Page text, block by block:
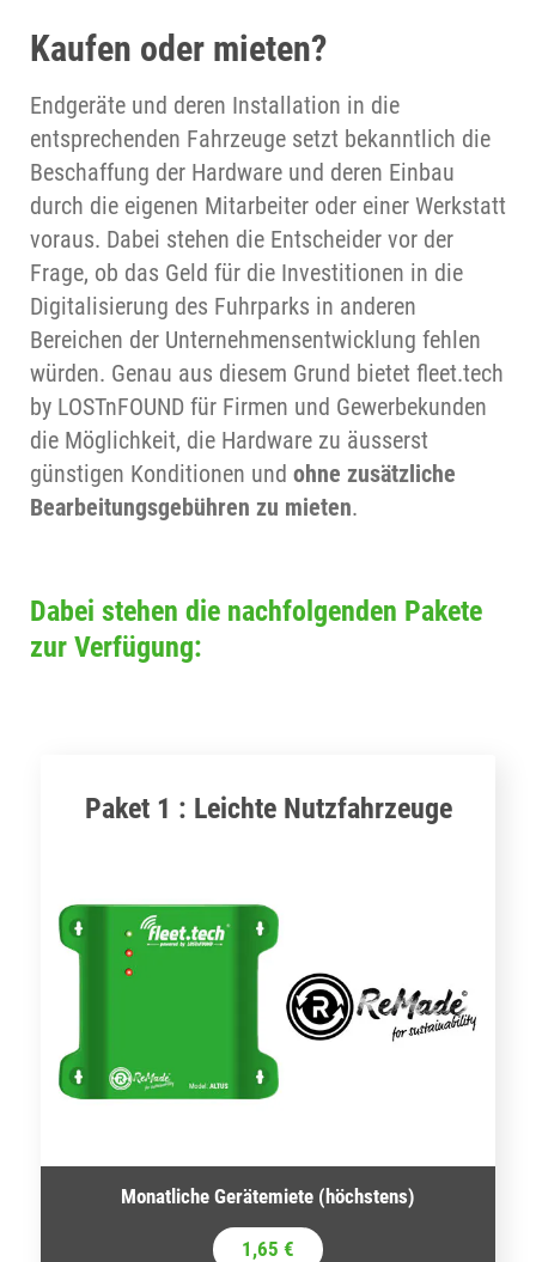
Kaufen oder mieten?
Endgeräte und deren Installation in die
entsprechenden Fahrzeuge setzt bekanntlich die
Beschaffung der Hardware und deren Einbau
durch die eigenen Mitarbeiter oder einer Werkstatt
voraus. Dabei stehen die Entscheider vor der
Frage, ob das Geld für die Investitionen in die
Digitalisierung des Fuhrparks in anderen
Bereichen der Unternehmensentwicklung fehlen
würden. Genau aus diesem Grund bietet fleet.tech
by LOSTnFOUND für Firmen und Gewerbekunden
die Möglichkeit, die Hardware zu äusserst
günstigen Konditionen und ohne zusätzliche
Bearbeitungsgebühren zu mieten.
Dabei stehen die nachfolgenden Pakete
zur Verfügung:
Paket 1 : Leichte Nutzfahrzeuge
Monatliche Gerätemiete (höchstens)
1,65 €